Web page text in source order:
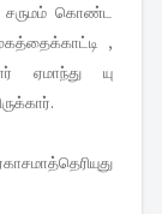
சருமம் கொண்ட
,
ஏமாந்து யு